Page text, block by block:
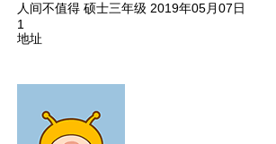
人间不值得 硕士三年级 2019年05月07日
1
地址